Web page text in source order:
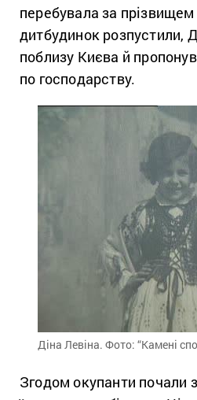
перебувала за
дитбудинок розпустили,
поблизу Києва й
по господарству.
Діна Левіна. Фото: “Камені
Згодом окупанти почали